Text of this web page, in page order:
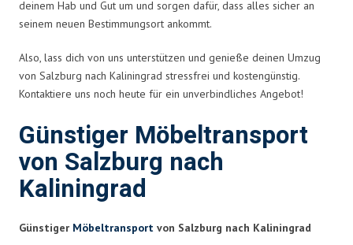
deinem Hab und Gut um und sorgen dafür, dass alles sicher an
seinem neuen Bestimmungsort ankommt.
Also, lass dich von uns unterstützen und genieße deinen Umzug
von Salzburg nach Kaliningrad stressfrei und kostengünstig.
Kontaktiere uns noch heute für ein unverbindliches Angebot!
Günstiger Möbeltransport
von Salzburg nach
Kaliningrad
Günstiger Möbeltransport von Salzburg nach Kaliningrad